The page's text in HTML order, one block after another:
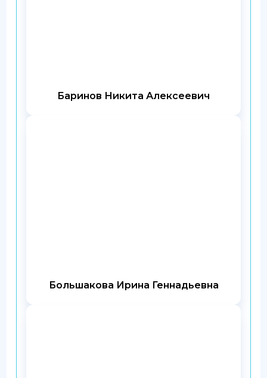
Баринов Никита Алексеевич
Большакова Ирина Геннадьевна